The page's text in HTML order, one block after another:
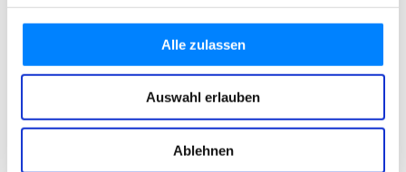
Alle zulassen
Auswahl erlauben
Ablehnen